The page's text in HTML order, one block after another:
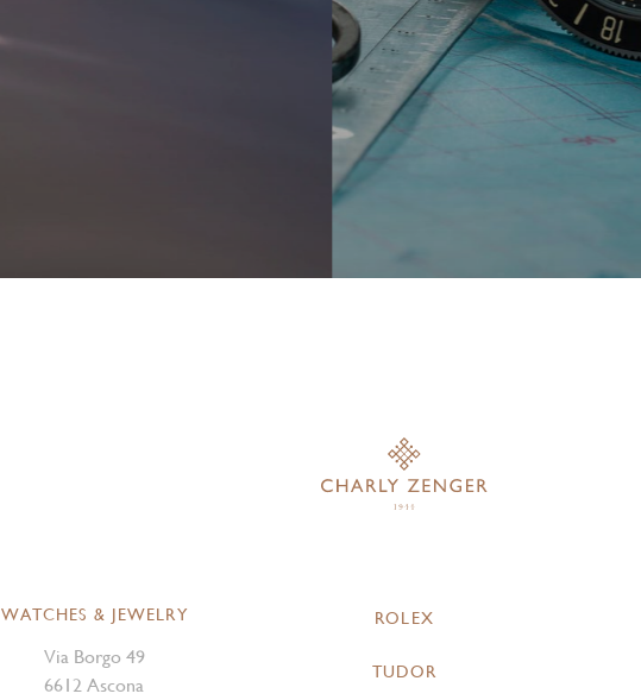
WATCHES & JEWELRY
Via Borgo 49
6612 Ascona
ROLEX
TUDOR